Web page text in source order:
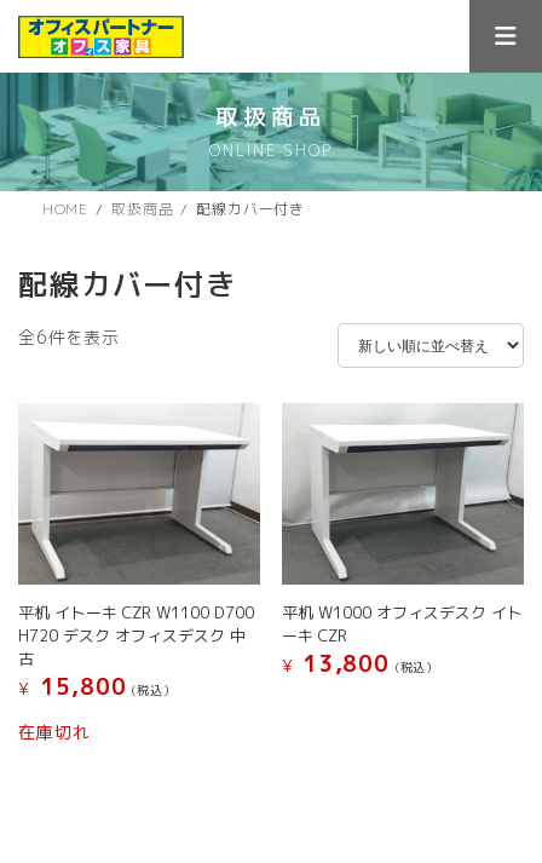
ス
キ
ン
に
取扱商品
ONLINE SHOP
HOME 取扱商品 配線カバー付き
配線カバー付き
全6件を表示
平机 イトーキ CZR W1100 D700
H720 デスク オフィスデスク 中
古
¥
15,800 (税込）
在庫切れ
平机 W1000 オフィスデスク イト
ーキ CZR
¥
13,800 (税込）